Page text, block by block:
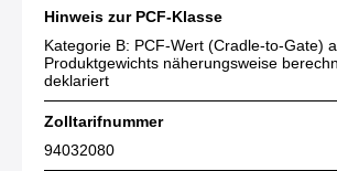
Hinweis zur PCF-Klasse
Kategorie B: PCF-Wert (Cradle-to-Gate)
Produktgewichts näherungsweise
deklariert
Zolltarifnummer
94032080